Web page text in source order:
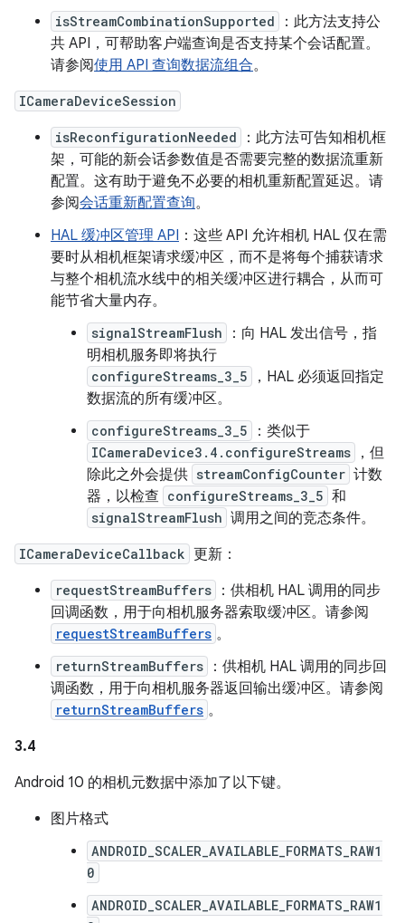
isStreamCombinationSupported
：此方法支持公
共 API，可帮助客户端查询是否支持某个会话配置。
请参阅使用 API 查询数据流组合。
ICameraDeviceSession
isReconfigurationNeeded
：此方法可告知相机框
架，可能的新会话参数值是否需要完整的数据流重新
配置。这有助于避免不必要的相机重新配置延迟。请
参阅会话重新配置查询。
HAL 缓冲区管理 API ：这些 API 允许相机 HAL 仅在需
要时从相机框架请求缓冲区，而不是将每个捕获请求
与整个相机流水线中的相关缓冲区进行耦合，从而可
能节省大量内存。
signalStreamFlush
：向 HAL 发出信号，指
明相机服务即将执行
configureStreams_3_5
，HAL 必须返回指定
数据流的所有缓冲区。
configureStreams_3_5 ：类似于
ICameraDevice3.4.configureStreams
，但
除此之外会提供 streamConfigCounter 计数
器，以检查 configureStreams_3_5 和
signalStreamFlush 调用之间的竞态条件。
ICameraDeviceCallback 更新：
requestStreamBuffers
：供相机 HAL 调用的同步
回调函数，用于向相机服务器索取缓冲区。请参阅
requestStreamBuffers 。
returnStreamBuffers
：供相机 HAL 调用的同步回
调函数，用于向相机服务器返回输出缓冲区。请参阅
returnStreamBuffers 。
3.4
Android 10 的相机元数据中添加了以下键。
图片格式
ANDROID_SCALER_AVAILABLE_FORMATS_RAW1
0
ANDROID_SCALER_AVAILABLE_FORMATS_RAW1